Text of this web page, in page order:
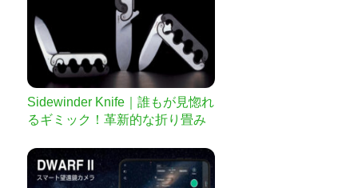
Sidewinder Knife｜誰もが見惚れ
るギミック！革新的な折り畳み